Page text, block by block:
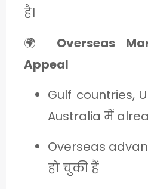
है।
🌍 Overseas
Appeal
Gulf countries,
Australia में
Overseas
हो चुकी हैं